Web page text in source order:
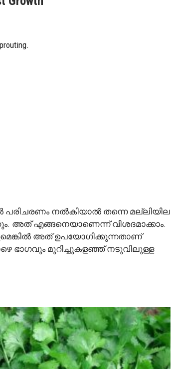
പരിചരണം നൽകിയാൽ തന്നെ മല്ലിയില
അത് എങ്ങനെയാണെന്ന് വിശദമാക്കാം.
അത് ഉപയോഗിക്കുന്നതാണ്
ഭാഗവും മുറിച്ചുകളഞ്ഞ് നടുവിലുള്ള